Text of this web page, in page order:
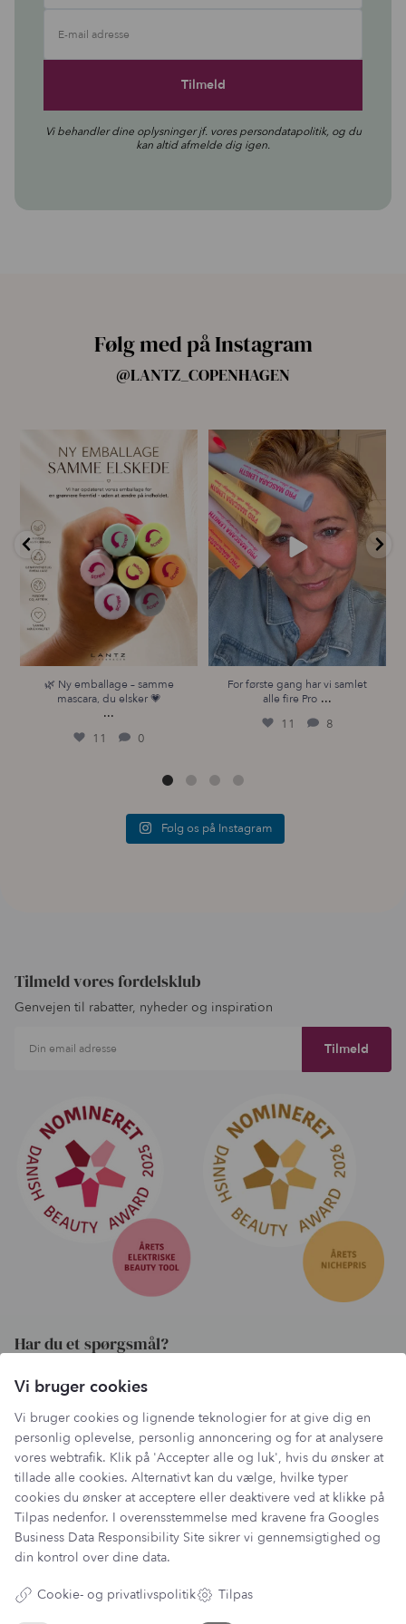
E-mail adresse
Vi behandler dine oplysninger jf. vorespersondatapolitik, og du
kan altid afmelde dig igen.
Følg med på Instagram
@LANTZ_COPENHAGEN
🌿 Ny emballage – samme
mascara, du elsker 💗
...
11
🌿 Ny emballage – samme
mascara, du elsker 💗
...
11 0
For første gang har vi samlet
alle fire Pro...
11
For første gang har vi samlet
alle fire Pro ...
11 8
Følg os på Instagram
Har du et spørgsmål?
kundeservice@lantzcph.com
Telefon & mail besvares I tidsrummet:
Mandag, Onsdag & Fredag: 09.00 – 14.00
+45 60 13 27 49
Information
Min Konto
Lantz Univers
Tilmeld vores fordelsklub
Genvejen til rabatter, nyheder og inspiration
Din email adresse
Vi bruger cookies
Vi bruger cookies og lignende teknologier for at give dig en
personlig oplevelse, personlig annoncering og for at analysere
vores webtrafik. Klik på 'Accepter alle og luk', hvis du ønsker at
tillade alle cookies. Alternativt kan du vælge, hvilke typer
cookies du ønsker at acceptere eller deaktivere ved at klikke på
Tilpas nedenfor. I overensstemmelse med kravene fra Googles
Business Data Responsibility Site sikrer vi gennemsigtighed og
din kontrol over dine data.
Cookie- og privatlivspolitik Tilpas